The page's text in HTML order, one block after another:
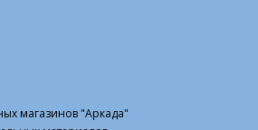
магазинов "Аркада"